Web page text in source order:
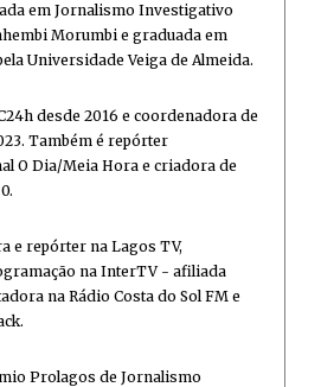
em Jornalismo Investigativo
Morumbi e graduada em
Universidade Veiga de Almeida.
desde 2016 e coordenadora de
Também é repórter
O Dia/Meia Hora e criadora de
e repórter na Lagos TV,
na InterTV - afiliada
na Rádio Costa do Sol FM e
Prolagos de Jornalismo